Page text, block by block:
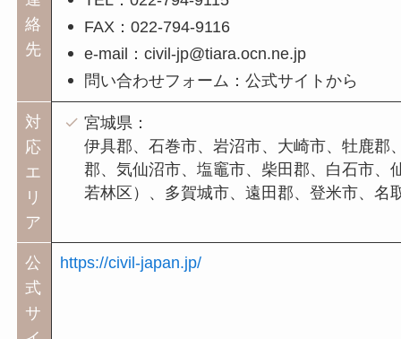
絡
先
FAX：022-794-9116
e-mail：civil-jp@tiara.ocn.ne.jp
問い合わせフォーム：公式サイトから
対
応
エ
リ
ア
宮城県：
伊具郡、石巻市、岩沼市、大崎市、牡鹿郡
郡、気仙沼市、塩竈市、柴田郡、白石市、
若林区）、多賀城市、遠田郡、登米市、名
公
式
サ
https://civil-japan.jp/